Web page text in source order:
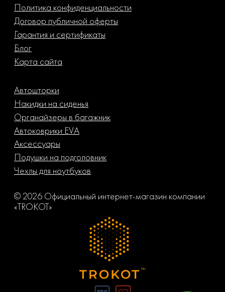
Политика конфиденциальности
Договор публичной оферты
Гарантия и сертификаты
Блог
Карта сайта
Автошторки
Накидки на сиденья
Органайзеры в багажник
Автоковрики EVA
Аксессуары
Подушки на подголовник
Чехлы для ноутбуков
© 2026 Официальный интернет-магазин компании
«TROKOT»